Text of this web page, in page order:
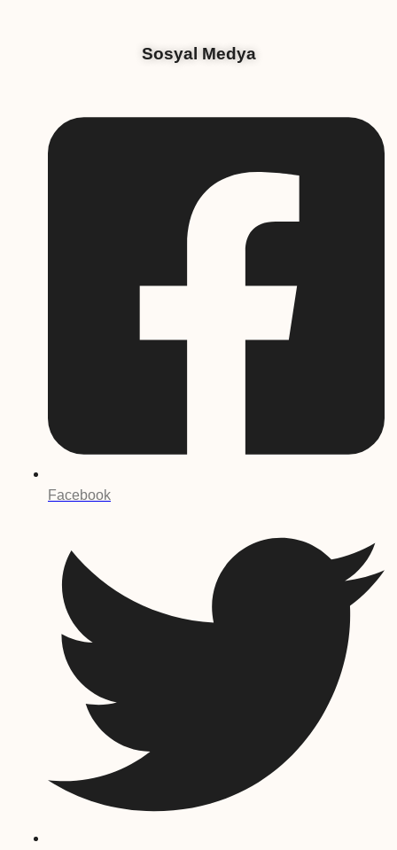
Sosyal Medya
Facebook